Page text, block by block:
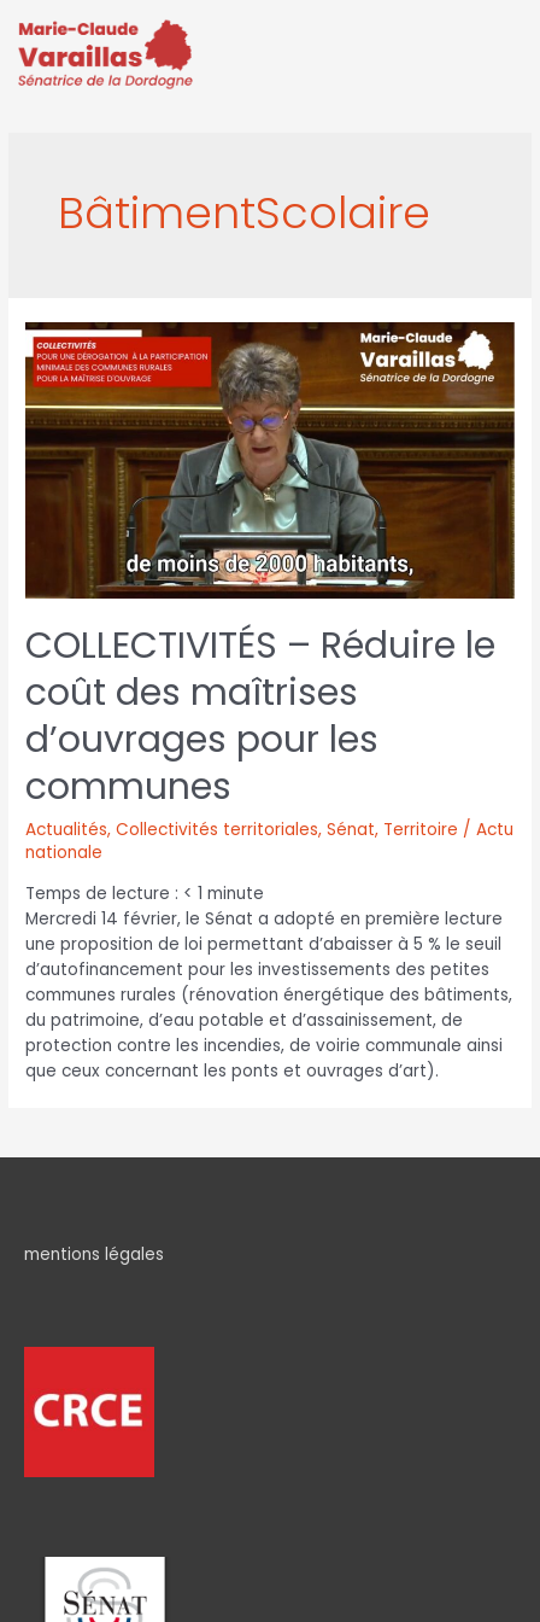
BâtimentScolaire
COLLECTIVITÉS – Réduire le
coût des maîtrises
d’ouvrages pour les
communes
Actualités,Collectivités territoriales,Sénat, Territoire / Actu
nationale
Temps de lecture : < 1 minute
Mercredi 14 février, le Sénat a adopté en première lecture
une proposition de loi permettant d’abaisser à 5 % le seuil
d’autofinancement pour les investissements des petites
communes rurales (rénovation énergétique des bâtiments,
du patrimoine, d’eau potable et d’assainissement, de
protection contre les incendies, de voirie communale ainsi
que ceux concernant les ponts et ouvrages d’art).
mentions légales